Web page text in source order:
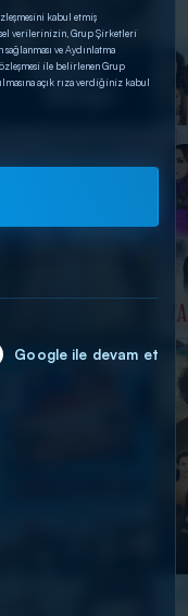
kabul etmiş
verilerinizin, Grup Şirketleri
sağlanması ve Aydınlatma
ile belirlenen Grup
açık rıza verdiğiniz kabul
Google ile devam et